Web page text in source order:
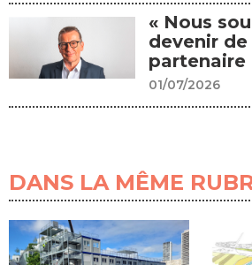
« Nous
devenir
partenaire
01/07/2026
DANS LA MÊME